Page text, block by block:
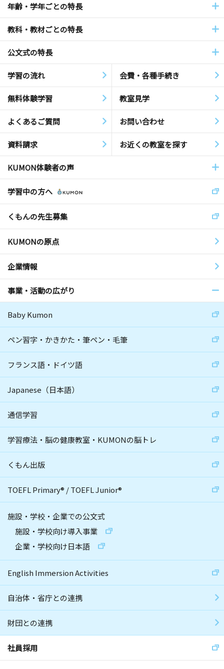
年齢・学年ごとの特長
教科・教材ごとの特長
公文式の特長
学習の流れ 会費・各種手続き
無料体験学習 教室見学
よくあるご質問 お問い合わせ
資料請求 お近くの教室を探す
KUMON体験者の声
学習中の方へ
くもんの先生募集
KUMONの原点
企業情報
事業・活動の広がり
Baby Kumon
ペン習字・かきかた・筆ペン・毛筆
フランス語・ドイツ語
Japanese（日本語）
通信学習
学習療法・脳の健康教室・KUMONの脳トレ
くもん出版
TOEFL Primary® /TOEFL Junior®
施設・学校・企業での公文式
施設・学校向け導入事業
企業・学校向け日本語
English Immersion Activities
自治体・省庁との連携
財団との連携
社員採用